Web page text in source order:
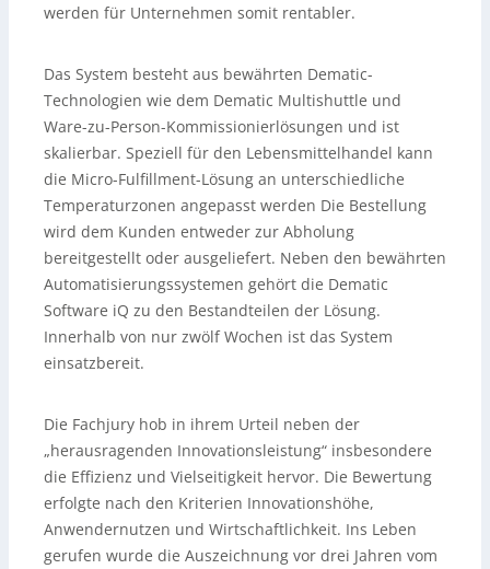
werden für Unternehmen somit rentabler.
Das System besteht aus bewährten Dematic-
Technologien wie dem Dematic Multishuttle und
Ware-zu-Person-Kommissionierlösungen und ist
skalierbar. Speziell für den Lebensmittelhandel kann
die Micro-Fulfillment-Lösung an unterschiedliche
Temperaturzonen angepasst werden Die Bestellung
wird dem Kunden entweder zur Abholung
bereitgestellt oder ausgeliefert. Neben den bewährten
Automatisierungssystemen gehört die Dematic
Software iQ zu den Bestandteilen der Lösung.
Innerhalb von nur zwölf Wochen ist das System
einsatzbereit.
Die Fachjury hob in ihrem Urteil neben der
„herausragenden Innovationsleistung“ insbesondere
die Effizienz und Vielseitigkeit hervor. Die Bewertung
erfolgte nach den Kriterien Innovationshöhe,
Anwendernutzen und Wirtschaftlichkeit. Ins Leben
gerufen wurde die Auszeichnung vor drei Jahren vom